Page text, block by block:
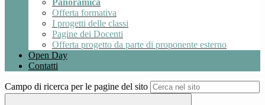
Panoramica
Offerta formativa
I progetti delle classi
Pagine dei Docenti
Offerta progetto da parte di proponente esterno
Open Day
Contatti
Campo di ricerca per le pagine del sito